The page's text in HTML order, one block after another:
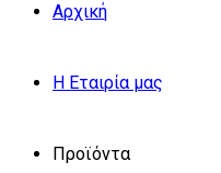
Αρχική
Η Εταιρία μας
Προϊόντα